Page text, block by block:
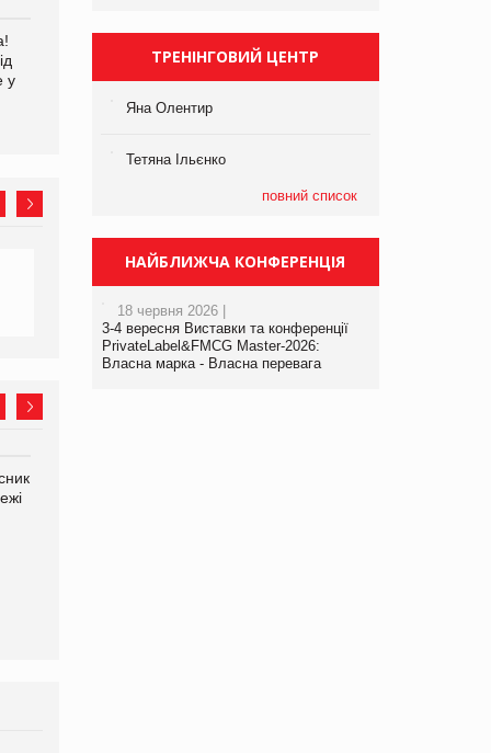
у
кампанію «Хто б знав» про
асортимент, якого покупці
не очікують побачити на
збиток у першому півріччі
ТРЕНІНГОВИЙ ЦЕНТР
Яна Олентир
Тетяна Ільєнко
повний список
НАЙБЛИЖЧА КОНФЕРЕНЦІЯ
18 червня 2026 |
3-4 вересня Виставки та конференції
PrivateLabel&FMCG Master-2026:
Власна марка - Власна перевага